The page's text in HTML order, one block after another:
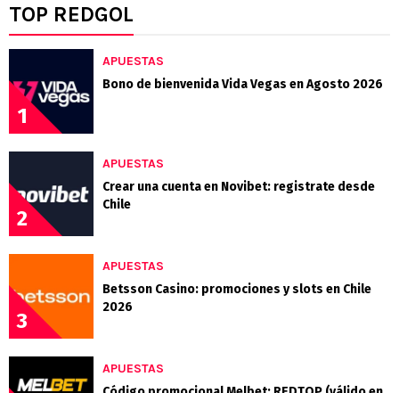
TOP REDGOL
1
APUESTAS
Bono de bienvenida Vida Vegas en Agosto 2026
2
APUESTAS
Crear una cuenta en Novibet: registrate desde
Chile
3
APUESTAS
Betsson Casino: promociones y slots en Chile
2026
APUESTAS